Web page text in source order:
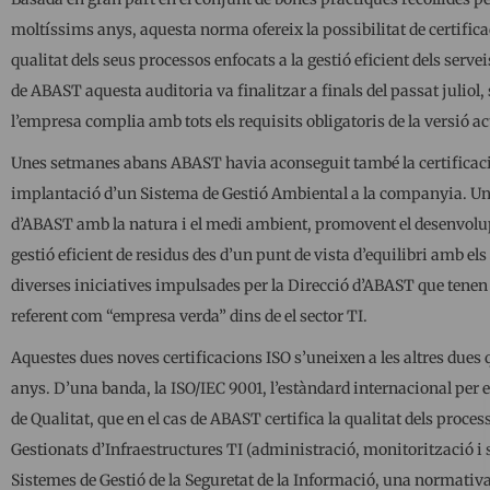
moltíssims anys, aquesta norma ofereix la possibilitat de
qualitat dels seus processos enfocats a la gestió eficient dels
de ABAST aquesta auditoria va finalitzar a finals del passat
l’empresa complia amb tots els requisits obligatoris de la versió
Unes setmanes abans ABAST havia aconseguit també la
implantació d’un Sistema de Gestió Ambiental a la companyia.
d’ABAST amb la natura i el medi ambient, promovent el
gestió eficient de residus des d’un punt de vista d’equilibri amb
diverses iniciatives impulsades per la Direcció d’ABAST que
referent com “empresa verda” dins de el sector TI.
Aquestes dues noves certificacions ISO s’uneixen a les altres
anys. D’una banda, la ISO/IEC 9001, l’estàndard internacional
de Qualitat, que en el cas de ABAST certifica la qualitat dels
Gestionats d’Infraestructures TI (administració, monitorització i
Sistemes de Gestió de la Seguretat de la Informació, una